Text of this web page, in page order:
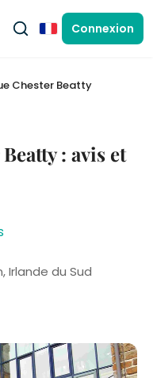
FrançaisConnexion
Chester Beatty
: avis et
Irlande du Sud